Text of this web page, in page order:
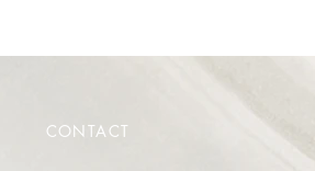
CONTACT